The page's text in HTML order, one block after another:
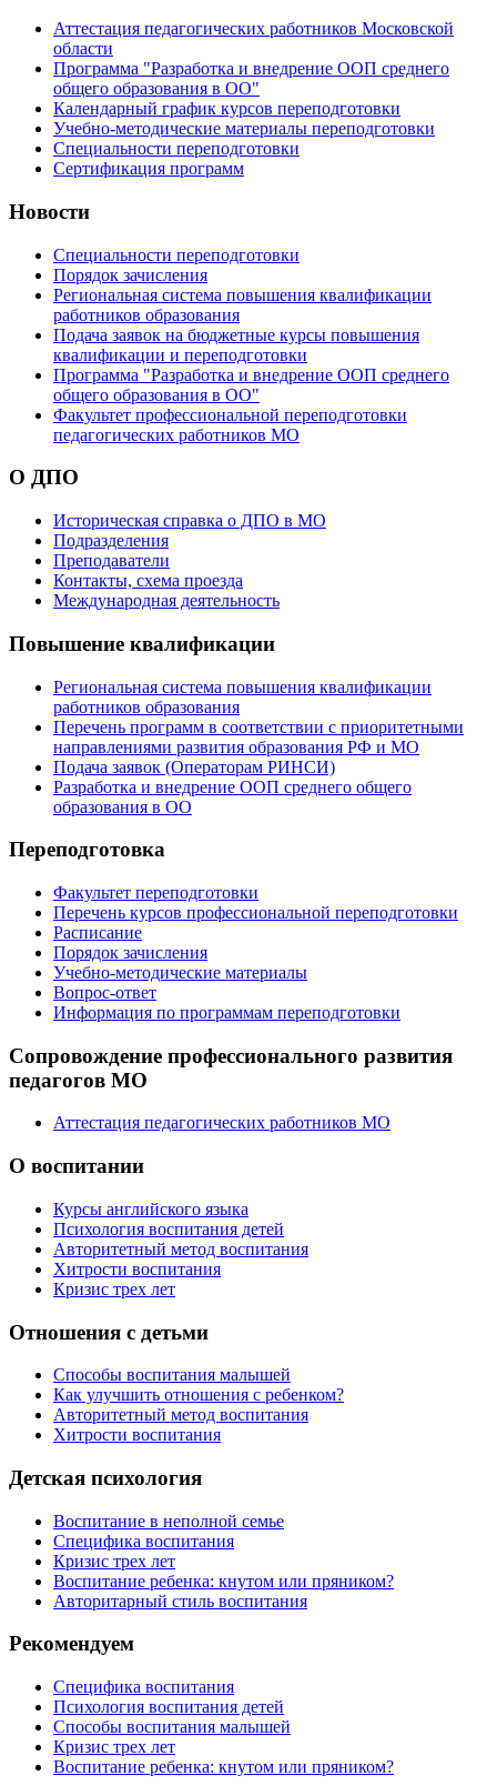
Аттестация педагогических работников Московской
области
Программа "Разработка и внедрение ООП среднего
общего образования в ОО"
Календарный график курсов переподготовки
Учебно-методические материалы переподготовки
Специальности переподготовки
Сертификация программ
Новости
Специальности переподготовки
Порядок зачисления
Региональная система повышения квалификации
работников образования
Подача заявок на бюджетные курсы повышения
квалификации и переподготовки
Программа "Разработка и внедрение ООП среднего
общего образования в ОО"
Факультет профессиональной переподготовки
педагогических работников МО
О ДПО
Историческая справка о ДПО в МО
Подразделения
Преподаватели
Контакты, схема проезда
Международная деятельность
Повышение квалификации
Региональная система повышения квалификации
работников образования
Перечень программ в соответствии с приоритетными
направлениями развития образования РФ и МО
Подача заявок (Операторам РИНСИ)
Разработка и внедрение ООП среднего общего
образования в ОО
Переподготовка
Факультет переподготовки
Перечень курсов профессиональной переподготовки
Расписание
Порядок зачисления
Учебно-методические материалы
Вопрос-ответ
Информация по программам переподготовки
Сопровождение профессионального развития
педагогов МО
Аттестация педагогических работников МО
О воспитании
Курсы английского языка
Психология воспитания детей
Авторитетный метод воспитания
Хитрости воспитания
Кризис трех лет
Отношения с детьми
Способы воспитания малышей
Как улучшить отношения с ребенком?
Авторитетный метод воспитания
Хитрости воспитания
Детская психология
Воспитание в неполной семье
Специфика воспитания
Кризис трех лет
Воспитание ребенка: кнутом или пряником?
Авторитарный стиль воспитания
Рекомендуем
Специфика воспитания
Психология воспитания детей
Способы воспитания малышей
Кризис трех лет
Воспитание ребенка: кнутом или пряником?